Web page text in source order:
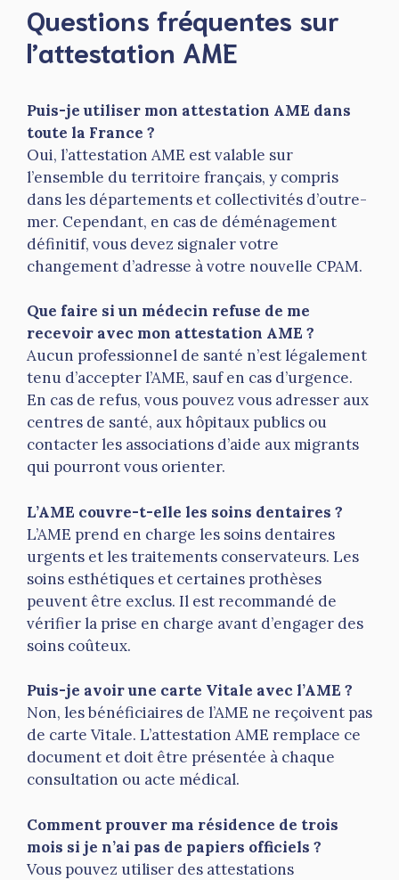
Questions fréquentes sur
l’attestation AME
Puis-je utiliser mon attestation AME dans
toute la France ?
Oui, l’attestation AME est valable sur
l’ensemble du territoire français, y compris
dans les départements et collectivités d’outre-
mer. Cependant, en cas de déménagement
définitif, vous devez signaler votre
changement d’adresse à votre nouvelle CPAM.
Que faire si un médecin refuse de me
recevoir avec mon attestation AME ?
Aucun professionnel de santé n’est légalement
tenu d’accepter l’AME, sauf en cas d’urgence.
En cas de refus, vous pouvez vous adresser aux
centres de santé, aux hôpitaux publics ou
contacter les associations d’aide aux migrants
qui pourront vous orienter.
L’AME couvre-t-elle les soins dentaires ?
L’AME prend en charge les soins dentaires
urgents et les traitements conservateurs. Les
soins esthétiques et certaines prothèses
peuvent être exclus. Il est recommandé de
vérifier la prise en charge avant d’engager des
soins coûteux.
Puis-je avoir une carte Vitale avec l’AME ?
Non, les bénéficiaires de l’AME ne reçoivent pas
de carte Vitale. L’attestation AME remplace ce
document et doit être présentée à chaque
consultation ou acte médical.
Comment prouver ma résidence de trois
mois si je n’ai pas de papiers officiels ?
Vous pouvez utiliser des attestations